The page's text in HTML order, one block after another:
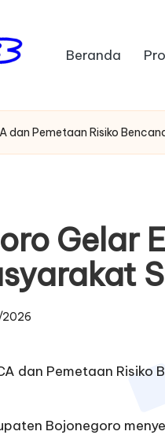
Beranda
dan Pemetaan Risiko
Gelar
Bojonegoro